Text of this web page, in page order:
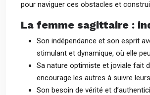
pour naviguer ces obstacles et
La femme sagittaire :
Son indépendance et son esprit
stimulant et dynamique, où elle
Sa nature optimiste et joviale fait
encourage les autres à suivre
Son besoin de vérité et